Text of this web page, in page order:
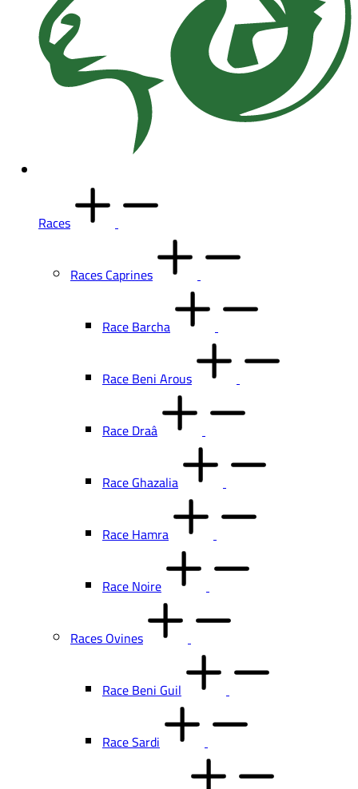
Races
Races Caprines
Race Barcha
Race Beni Arous
Race Draâ
Race Ghazalia
Race Hamra
Race Noire
Races Ovines
Race Beni Guil
Race Sardi